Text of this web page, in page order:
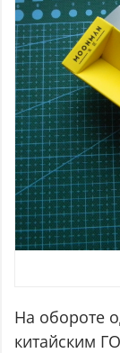
На обороте
китайским